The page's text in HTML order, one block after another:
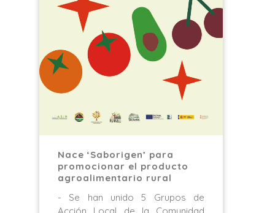
Nace ‘Saborigen’ para
promocionar el producto
agroalimentario rural
- Se han unido 5 Grupos de